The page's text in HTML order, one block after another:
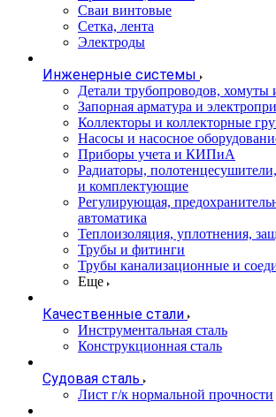
Сваи винтовые
Сетка, лента
Электроды
Инженерные системы
Детали трубопроводов, хомуты
Запорная арматура и
Коллекторы и коллекторные
Насосы и насосное
Приборы учета и КИПиА
Радиаторы,
и комплектующие
Регулирующая,
автоматика
Теплоизоляция, уплотнения,
Трубы и фитинги
Трубы канализационные и
Еще
Качественные стали
Инструментальная сталь
Конструкционная сталь
Судовая сталь
Лист г/к нормальной прочности